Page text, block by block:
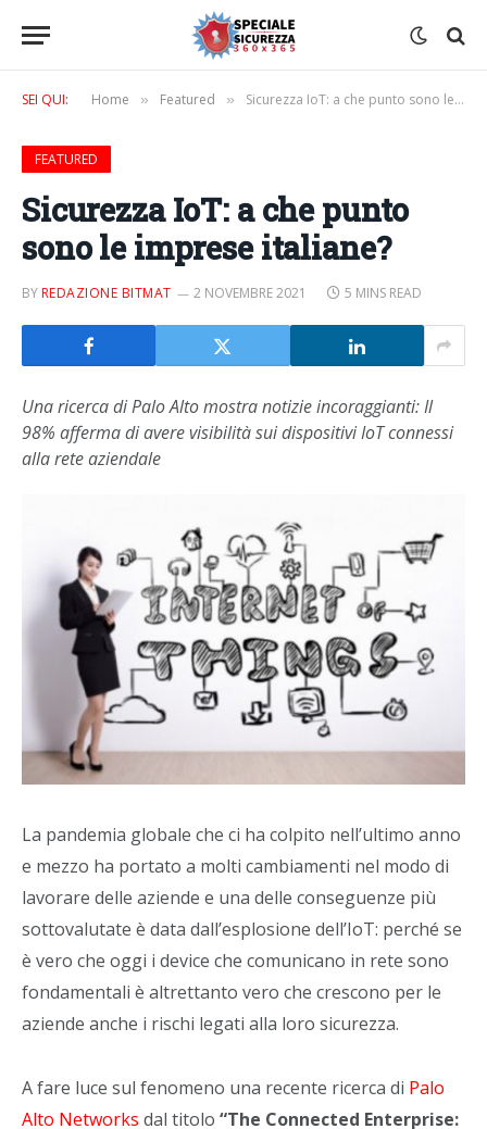
SEI QUI: Home » Featured » Sicurezza IoT: a che punto sono le imprese italiane?
FEATURED
Sicurezza IoT: a che punto
sono le imprese italiane?
BYREDAZIONE BITMAT 2 NOVEMBRE 2021 5 MINS READ
Una ricerca di Palo Alto mostra notizie incoraggianti: Il
98% afferma di avere visibilità sui dispositivi IoT connessi
alla rete aziendale
La pandemia globale che ci ha colpito nell’ultimo anno
e mezzo ha portato a molti cambiamenti nel modo di
lavorare delle aziende e una delle conseguenze più
sottovalutate è data dall’esplosione dell’IoT: perché se
è vero che oggi i device che comunicano in rete sono
fondamentali è altrettanto vero che crescono per le
aziende anche i rischi legati alla loro sicurezza.
A fare luce sul fenomeno una recente ricerca di Palo
Alto Networks dal titolo “The Connected Enterprise: